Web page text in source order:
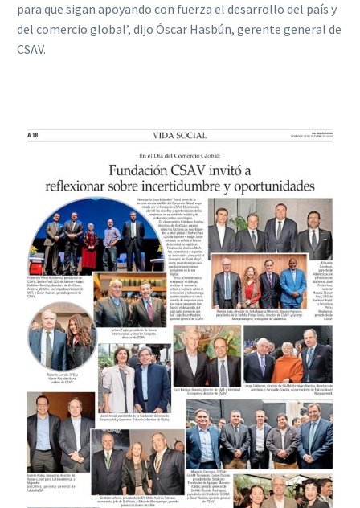
para que sigan apoyando con fuerza el desarrollo del país y
del comercio global’, dijo Óscar Hasbún, gerente general de
CSAV.